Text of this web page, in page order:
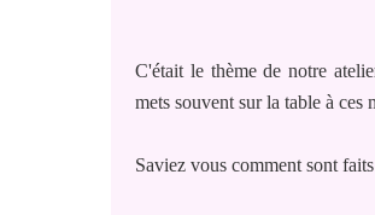
C'était le thème de notre
mets souvent sur la table à ces
Saviez vous comment sont